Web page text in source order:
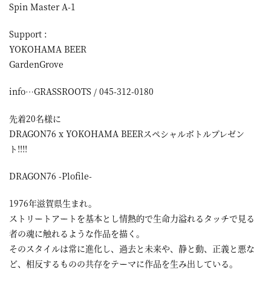
Spin Master A-1
Support :
YOKOHAMA BEER
GardenGrove
info…GRASSROOTS / 045-312-0180
先着20名様に
DRAGON76 x YOKOHAMA BEERスペシャルボトルプレゼン
ト!!!!
DRAGON76 -Plofile-
1976年滋賀県生まれ。
ストリートアートを基本とし情熱的で生命力溢れるタッチで見る
者の魂に触れるような作品を描く。
そのスタイルは常に進化し、過去と未来や、静と動、正義と悪な
ど、相反するものの共存をテーマに作品を生み出している。